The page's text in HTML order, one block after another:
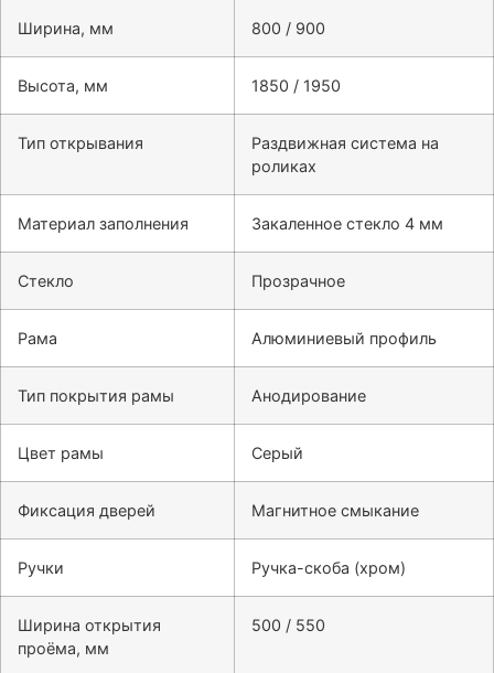
Ширина, мм 800 / 900
Высота, мм 1850 / 1950
Тип открывания
Раздвижная система на
роликах
Материал заполнения Закаленное стекло 4 мм
Стекло Прозрачное
Рама Алюминиевый профиль
Тип покрытия рамы Анодирование
Цвет рамы Серый
Фиксация дверей Магнитное смыкание
Ручки Ручка-скоба (хром)
Ширина открытия
проёма, мм
500 / 550